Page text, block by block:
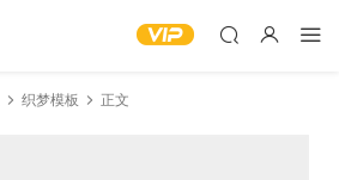
织梦模板 正文